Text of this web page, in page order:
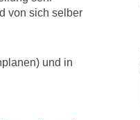
von sich selber
und in